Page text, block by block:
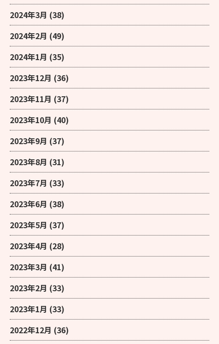
2024年3月 (38)
2024年2月 (49)
2024年1月 (35)
2023年12月 (36)
2023年11月 (37)
2023年10月 (40)
2023年9月 (37)
2023年8月 (31)
2023年7月 (33)
2023年6月 (38)
2023年5月 (37)
2023年4月 (28)
2023年3月 (41)
2023年2月 (33)
2023年1月 (33)
2022年12月 (36)